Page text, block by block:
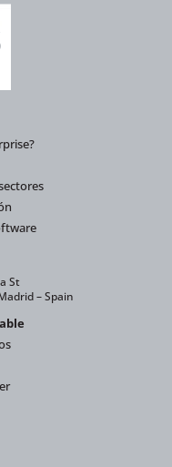
St
– Spain